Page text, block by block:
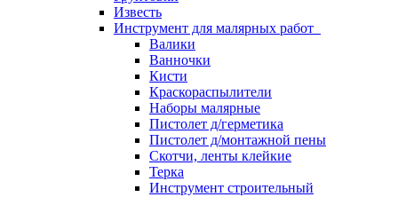
Известь
Инструмент для малярных работ
Валики
Ванночки
Кисти
Краскораспылители
Наборы малярные
Пистолет д/герметика
Пистолет д/монтажной пены
Скотчи, ленты клейкие
Терка
Инструмент строительный